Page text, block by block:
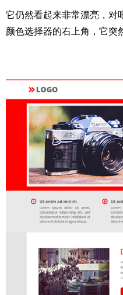
它仍然看起来非常漂亮，对
颜色选择器的右上角，它突